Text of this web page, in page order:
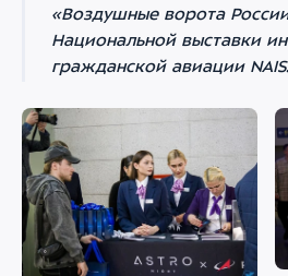
«Воздушные ворота
Национальной выставки
гражданской авиации NAIS.